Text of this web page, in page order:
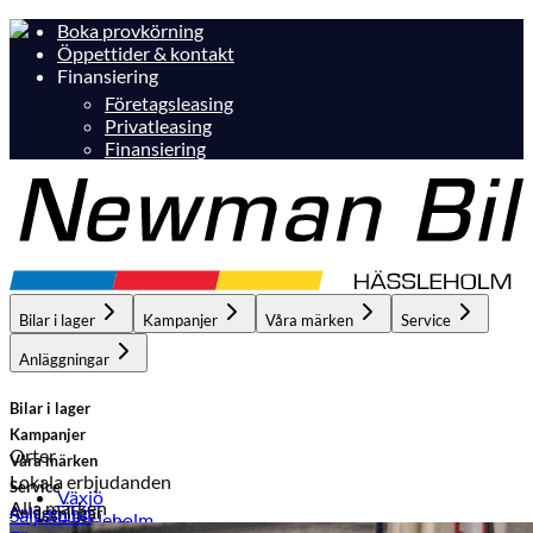
Boka provkörning
Öppettider & kontakt
Finansiering
Företagsleasing
Privatleasing
Finansiering
Bilar i lager Kampanjer Våra märken Service
Anläggningar
Bilar i lager
Orter
Växjö
Hässleholm
Kampanjer
Lokala erbjudanden
Hässleholm
Våra märken
Alla märken
Service
Anläggningar
Sälj din bil